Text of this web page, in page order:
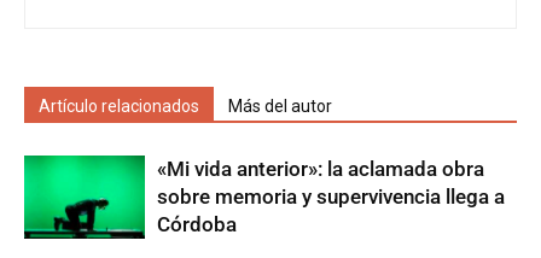
Artículo relacionados Más del autor
«Mi vida anterior»: la aclamada obra
sobre memoria y supervivencia llega a
Córdoba